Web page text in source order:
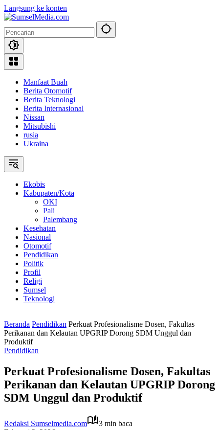
Langsung ke konten
Manfaat Buah
Berita Otomotif
Berita Teknologi
Berita Internasional
Nissan
Mitsubishi
rusia
Ukraina
Ekobis
Kabupaten/Kota
OKI
Pali
Palembang
Kesehatan
Nasional
Otomotif
Pendidikan
Politik
Profil
Religi
Sumsel
Teknologi
Beranda Pendidikan Perkuat Profesionalisme Dosen, Fakultas
Perikanan dan Kelautan UPGRIP Dorong SDM Unggul dan
Produktif
Pendidikan
Perkuat Profesionalisme Dosen, Fakultas
Perikanan dan Kelautan UPGRIP Dorong
SDM Unggul dan Produktif
Redaksi Sumselmedia.com
3 min baca